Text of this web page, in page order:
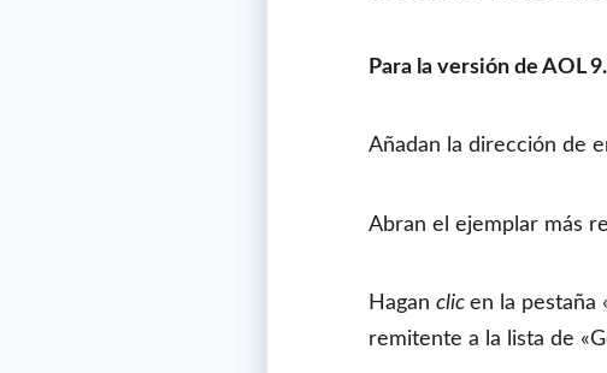
Para la versión de AOL
Añadan la dirección de
Abran el ejemplar más
Hagan clic en la pestaña
remitente a la lista de